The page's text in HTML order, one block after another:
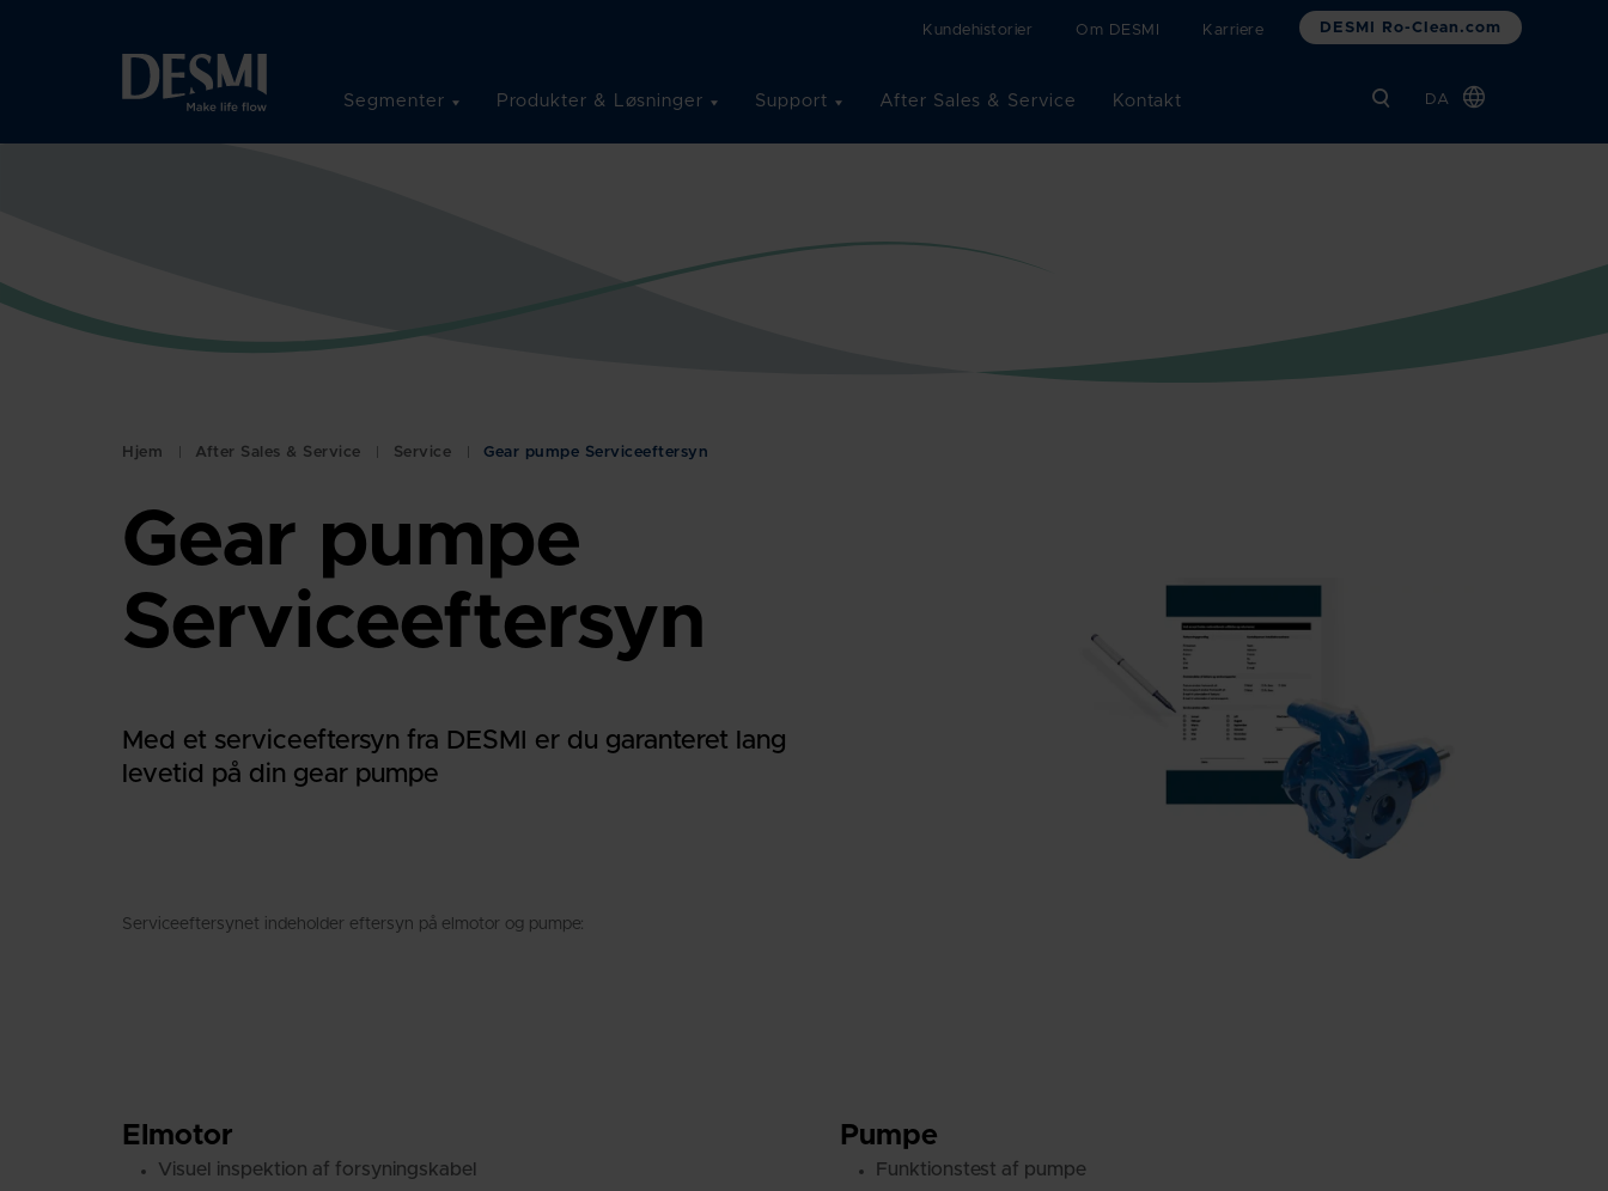
Kundehistorier Om DESMI Karriere DESMI Ro-Clean.com
Segmenter Produkter & Løsninger Support After Sales & Service Kontakt DA
Korean
Hjem After Sales & Service Service Gear pumpe Serviceeftersyn
Gear pumpe
Serviceeftersyn
Med et serviceeftersyn fra DESMI er du garanteret lang
levetid på din gear pumpe
Serviceeftersynet indeholder eftersyn på elmotor og pumpe:
Elmotor
Visuel inspektion af forsyningskabel
Pumpe
Funktionstest af pumpe